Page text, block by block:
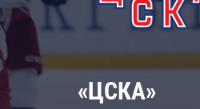
«ЦСКА»